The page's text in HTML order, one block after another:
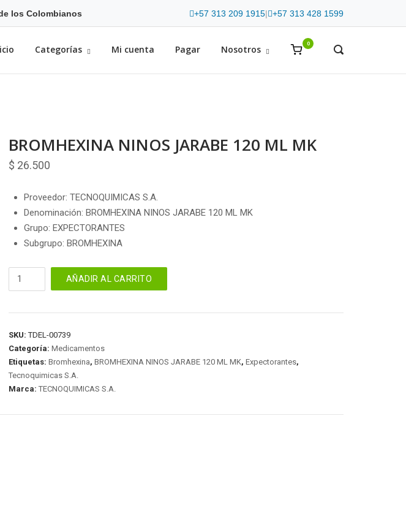
los Colombianos +57 313 209 1915| +57 313 428 1599
Categorías Mi cuenta Pagar Nosotros
View
cart
0
OPEN
BROMHEXINA NINOS JARABE 120 ML MK
$ 26.500
Proveedor: TECNOQUIMICAS S.A.
Denominación: BROMHEXINA NINOS JARABE 120 ML MK
Grupo: EXPECTORANTES
Subgrupo: BROMHEXINA
BROMHEXINA
120
MK
cantidad
AÑADIR AL CARRITO
SKU:TDEL-00739
Categoría: Medicamentos
Etiquetas: Bromhexina, BROMHEXINA NINOS JARABE 120 ML MK, Expectorantes,
Tecnoquimicas S.A.
Marca: TECNOQUIMICAS S.A.